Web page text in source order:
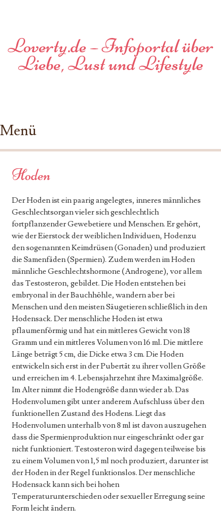
Loverty.de – Infoportal über
Liebe, Lust und Lifestyle
Menü
Hoden
Der Hoden ist ein paarig angelegtes, inneres männliches
Geschlechtsorgan vieler sich geschlechtlich
fortpflanzender Gewebetiere und Menschen. Er gehört,
wie der Eierstock der weiblichen Individuen, Hodenzu
den sogenannten Keimdrüsen (Gonaden) und produziert
die Samenfäden (Spermien). Zudem werden im Hoden
männliche Geschlechtshormone (Androgene), vor allem
das Testosteron, gebildet. Die Hoden entstehen bei
embryonal in der Bauchhöhle, wandern aber bei
Menschen und den meisten Säugetieren schließlich in den
Hodensack. Der menschliche Hoden ist etwa
pflaumenförmig und hat ein mittleres Gewicht von 18
Gramm und ein mittleres Volumen von 16 ml. Die mittlere
Länge beträgt 5 cm, die Dicke etwa 3 cm. Die Hoden
entwickeln sich erst in der Pubertät zu ihrer vollen Größe
und erreichen im 4. Lebensjahrzehnt ihre Maximalgröße.
Im Alter nimmt die Hodengröße dann wieder ab. Das
Hodenvolumen gibt unter anderem Aufschluss über den
funktionellen Zustand des Hodens. Liegt das
Hodenvolumen unterhalb von 8 ml ist davon auszugehen
dass die Spermienproduktion nur eingeschränkt oder gar
nicht funktioniert. Testosteron wird dagegen teilweise bis
zu einem Volumen von 1,5 ml noch produziert, darunter ist
der Hoden in der Regel funktionslos. Der menschliche
Hodensack kann sich bei hohen
Temperaturunterschieden oder sexueller Erregung seine
Form leicht ändern.